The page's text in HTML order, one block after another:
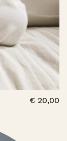
€ 20,00